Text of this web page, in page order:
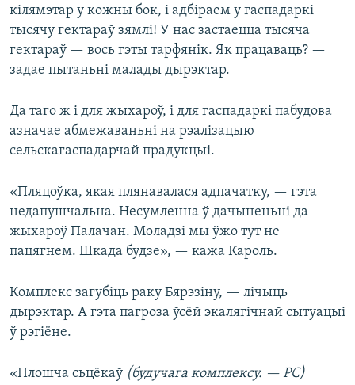
кілямэтар у кожны бок, і адбіраем у гаспадаркі
тысячу гектараў зямлі! У нас застаецца тысяча
гектараў — вось гэты тарфянік. Як працаваць? —
задае пытаньні малады дырэктар.
Да таго ж і для жыхароў, і для гаспадаркі пабудова
азначае абмежаваньні на рэалізацыю
сельскагаспадарчай прадукцыі.
«Пляцоўка, якая плянавалася адпачатку, — гэта
недапушчальна. Несумленна ў дачыненьні да
жыхароў Палачан. Моладзі мы ўжо тут не
пацягнем. Шкада будзе», — кажа Кароль.
Комплекс загубіць раку Бярэзіну, — лічыць
дырэктар. А гэта пагроза ўсёй экалягічнай сытуацыі
ў рэгіёне.
«Плошча сьцёкаў (будучага комплексу. — РС)